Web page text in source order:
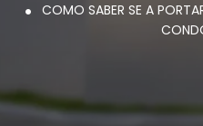
COMO SABER SE A